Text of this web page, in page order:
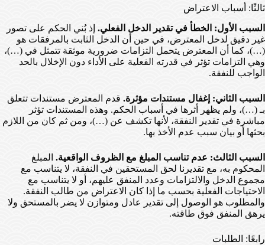
ثالثًا: أسباب الاعتراض
السبب الأول: الخطأ في تقدير الدخل الفعلي. إذ بُني الحكم على تصور
غير دقيق لدخل المعترض، في حين أن الدخل الثابت بالمرفقات هو
(…)، كما أن المعترض يتحمل التزامات ضرورية موثقة تتمثل في (…)،
وهي التزامات تؤثر في قدرته الفعلية على الأداء دون الإخلال بالحد
الواجب للنفقة.
السبب الثاني: إغفال مستندات مؤثرة. قدم المعترض مستندات تتعلق
بـ (…)، ولم يظهر أثرها في أسباب الحكم. وهذه المستندات تؤثر
مباشرة في تقدير النفقة، لأنها تكشف عن (…)، ومن ثم كان من اللازم
بحثها أو بيان سبب عدم الأخذ بها.
السبب الثالث: عدم تناسب المبلغ مع الظروف الواقعية. المبلغ
المحكوم به، مع تقديرنا لحق المستحقين في النفقة، لا يتناسب مع
مجموع الدخل والالتزامات وعدد المنفق عليهم، أو لا يتناسب مع
الاحتياجات الفعلية بحسب ما إذا كان الاعتراض من طالب النفقة.
والمطلوب هو الوصول إلى تقدير عادل ومتوازن لا يضر بالمستحق ولا
يرهق المنفق فوق طاقته.
رابعًا: الطلبات